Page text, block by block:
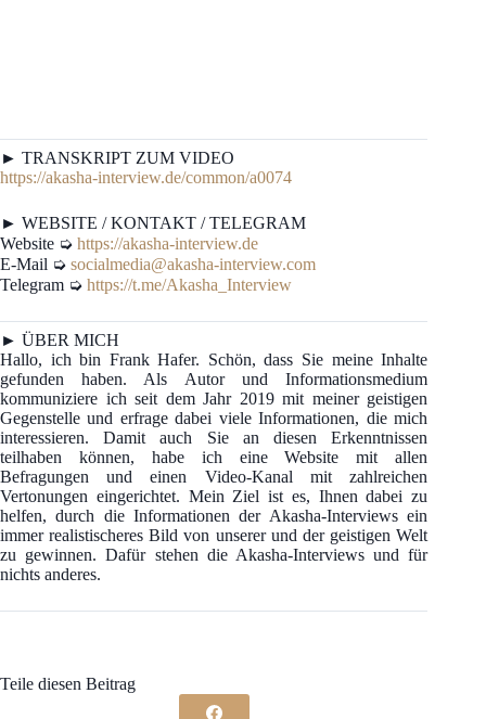
► TRANSKRIPT ZUM VIDEO
https://akasha-interview.de/common/a0074
► WEBSITE / KONTAKT / TELEGRAM
Website ➭ https://akasha-interview.de
E-Mail ➭ socialmedia@akasha-interview.com
Telegram ➭ https://t.me/Akasha_Interview
► ÜBER MICH
Hallo, ich bin Frank Hafer. Schön, dass Sie meine Inhalte
gefunden haben. Als Autor und Informationsmedium
kommuniziere ich seit dem Jahr 2019 mit meiner geistigen
Gegenstelle und erfrage dabei viele Informationen, die mich
interessieren. Damit auch Sie an diesen Erkenntnissen
teilhaben können, habe ich eine Website mit allen
Befragungen und einen Video-Kanal mit zahlreichen
Vertonungen eingerichtet. Mein Ziel ist es, Ihnen dabei zu
helfen, durch die Informationen der Akasha-Interviews ein
immer realistischeres Bild von unserer und der geistigen Welt
zu gewinnen. Dafür stehen die Akasha-Interviews und für
nichts anderes.
Teile diesen Beitrag